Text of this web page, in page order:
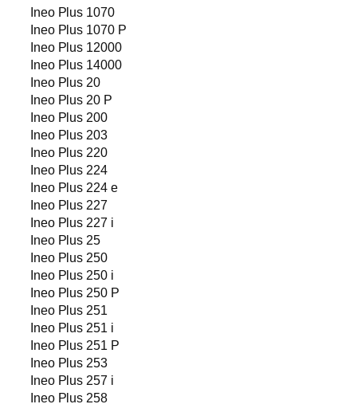
Ineo Plus 1070
Ineo Plus 1070 P
Ineo Plus 12000
Ineo Plus 14000
Ineo Plus 20
Ineo Plus 20 P
Ineo Plus 200
Ineo Plus 203
Ineo Plus 220
Ineo Plus 224
Ineo Plus 224 e
Ineo Plus 227
Ineo Plus 227 i
Ineo Plus 25
Ineo Plus 250
Ineo Plus 250 i
Ineo Plus 250 P
Ineo Plus 251
Ineo Plus 251 i
Ineo Plus 251 P
Ineo Plus 253
Ineo Plus 257 i
Ineo Plus 258